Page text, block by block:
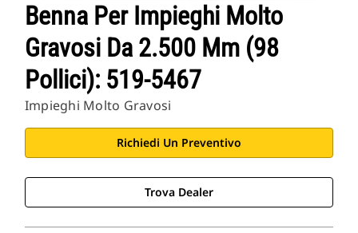
Benna Per Impieghi Molto
Gravosi Da 2.500 Mm (98
Pollici): 519-5467
Impieghi Molto Gravosi
Richiedi Un Preventivo
Trova Dealer